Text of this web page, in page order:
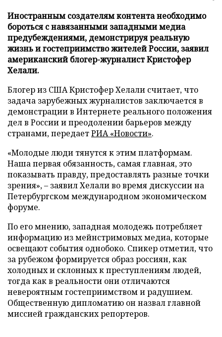
Иностранным создателям контента необходимо
бороться с навязанными западными медиа
предубеждениями, демонстрируя реальную
жизнь и гостеприимство жителей России, заявил
американский блогер-журналист Кристофер
Хелали.
Блогер из США Кристофер Хелали считает, что
задача зарубежных журналистов заключается в
демонстрации в Интернете реального положения
дел в России и преодолении барьеров между
странами, передаетРИА «Новости».
«Молодые люди тянутся к этим платформам.
Наша первая обязанность, самая главная, это
показывать правду, предоставлять разные точки
зрения», – заявил Хелали во время дискуссии на
Петербургском международном экономическом
форуме.
По его мнению, западная молодежь потребляет
информацию из мейнстримовых медиа, которые
освещают события однобоко. Спикер отметил, что
за рубежом формируется образ россиян, как
холодных и склонных к преступлениям людей,
тогда как в реальности они отличаются
невероятным гостеприимством и радушием.
Общественную дипломатию он назвал главной
миссией гражданских репортеров.